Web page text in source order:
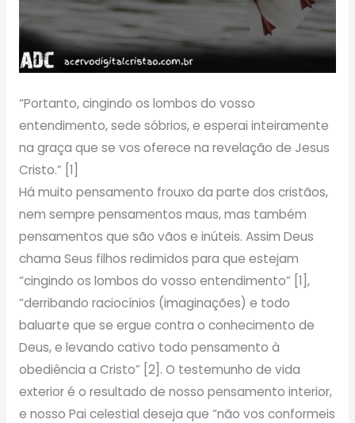
“Portanto, cingindo os lombos do vosso
entendimento, sede sóbrios, e esperai inteiramente
na graça que se vos oferece na revelação de Jesus
Cristo.” [1]
Há muito pensamento frouxo da parte dos cristãos,
nem sempre pensamentos maus, mas também
pensamentos que são vãos e inúteis. Assim Deus
chama Seus filhos redimidos para que estejam
“cingindo os lombos do vosso entendimento” [1],
“derribando raciocínios (imaginações) e todo
baluarte que se ergue contra o conhecimento de
Deus, e levando cativo todo pensamento à
obediência a Cristo” [2]. O testemunho de vida
exterior é o resultado de nosso pensamento interior,
e nosso Pai celestial deseja que “não vos conformeis